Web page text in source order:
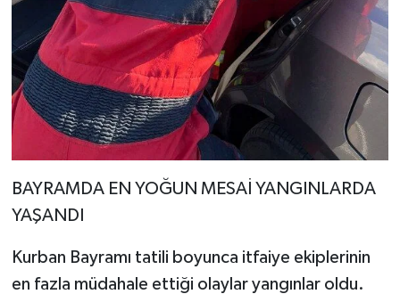
BAYRAMDA EN YOĞUN MESAİ YANGINLARDA
YAŞANDI
Kurban Bayramı tatili boyunca itfaiye ekiplerinin
en fazla müdahale ettiği olaylar yangınlar oldu.